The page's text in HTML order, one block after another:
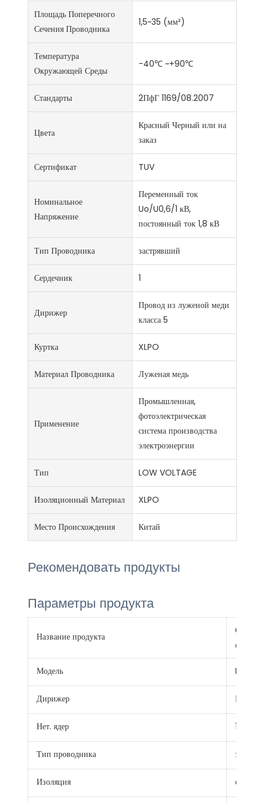
Площадь Поперечного
Сечения Проводника
1,5~35 (мм²)
Температура
Окружающей Среды
-40℃ ~+90℃
Стандарты 2ПфГ 1169/08.2007
Цвета
Красный Черный или на
заказ
Сертификат TUV
Номинальное
Напряжение
Переменный ток
Uo/U0,6/1 кВ,
постоянный ток 1,8 кВ
Тип Проводника застрявший
Сердечник 1
Дирижер
Провод из луженой меди
класса 5
Куртка XLPO
Материал Проводника Луженая медь
Применение
Промышленная,
фотоэлектрическая
система производства
электроэнергии
Тип LOW VOLTAGE
Изоляционный Материал XLPO
Место Происхождения Китай
Рекомендовать продукты
Параметры продукта
Название продукта
Модель PV1-F
Дирижер Провод
Нет. ядер 1
Тип проводника
Изоляция